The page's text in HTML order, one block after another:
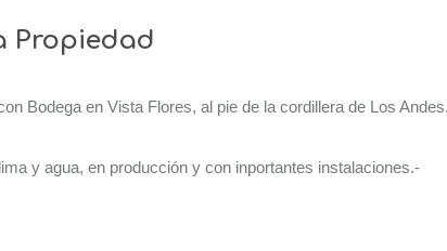
Propiedad
Bodega en Vista Flores, al pie de la cordillera de Los
y agua, en producción y con inportantes instalaciones.-